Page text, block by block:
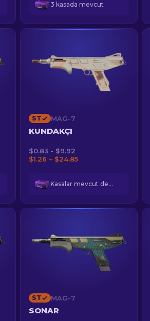
3 kasada mevcut
ST MAG-7
KUNDAKÇI
$0.83 - $9.92
$1.26 – $24.85
Kasalar mevcut değil
ST MAG-7
SONAR